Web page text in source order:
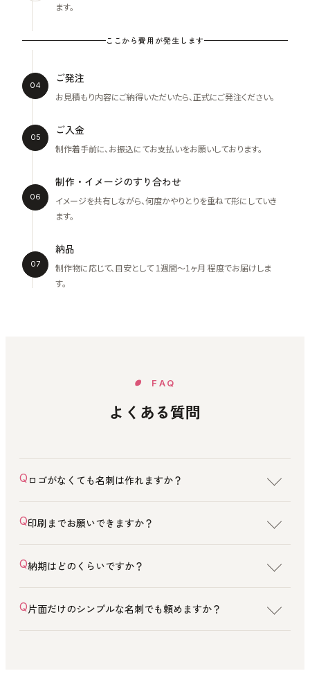
ます。
ここから費用が発生します
04
ご発注
お見積もり内容にご納得いただいたら、正式にご発注ください。
05
ご入金
制作着手前に、お振込にてお支払いをお願いしております。
06
制作・イメージのすり合わせ
イメージを共有しながら、何度かやりとりを重ねて形にしていき
ます。
07
納品
制作物に応じて、目安として 1週間〜1ヶ月 程度でお届けしま
す。
FAQ
よくある質問
ロゴがなくても名刺は作れますか？
印刷までお願いできますか？
納期はどのくらいですか？
片面だけのシンプルな名刺でも頼めますか？